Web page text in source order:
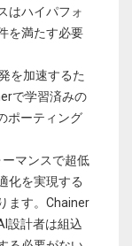
はハイパフォ
を満たす必要
を加速するた
で学習済みの
ポーティング
マンスで超低
化を実現する
ます。Chainer
設計者は組込